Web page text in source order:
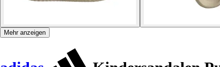
Mehr anzeigen